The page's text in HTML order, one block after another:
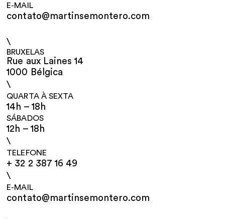
E-MAIL
contato@martinsemontero.com
\
BRUXELAS
Rue aux Laines 14
1000 Bélgica
\
QUARTA À SEXTA
14h – 18h
SÁBADOS
12h – 18h
\
TELEFONE
+ 32 2 387 16 49
\
E-MAIL
contato@martinsemontero.com